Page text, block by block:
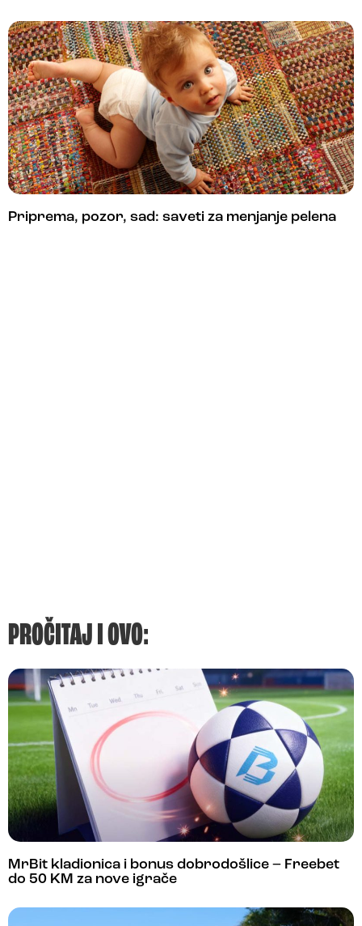
Priprema, pozor, sad: saveti za menjanje pelena
PROČITAJ I OVO:
MrBit kladionica i bonus dobrodošlice – Freebet
do 50 KM za nove igrače